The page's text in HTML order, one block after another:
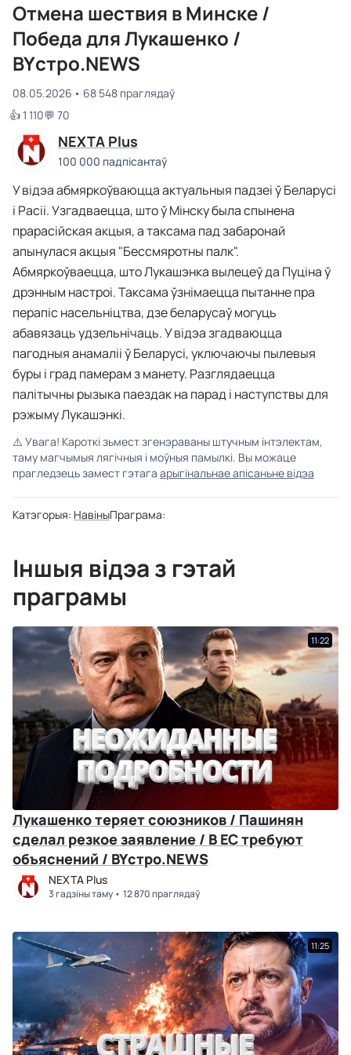
Отмена шествия в Минске /
Победа для Лукашенко /
BYстро.NEWS
08.05.2026
68 548 праглядаў
👍 1 110💬 70
NEXTA Plus
100 000 падпісантаў
У відэа абмяркоўваюцца актуальныя падзеі ў Беларусі
і Расіі. Узгадваецца, што ў Мінску была спынена
прарасійская акцыя, а таксама пад забаронай
апынулася акцыя "Бессмяротны палк".
Абмяркоўваецца, што Лукашэнка вылецеў да Пуціна ў
дрэнным настроі. Таксама ўзнімаецца пытанне пра
перапіс насельніцтва, дзе беларусаў могуць
абавязаць удзельнічаць. У відэа згадваюцца
пагодныя анамаліі ў Беларусі, уключаючы пылевыя
буры і град памерам з манету. Разглядаецца
палітычны рызыка паездак на парад і наступствы для
рэжыму Лукашэнкі.
⚠️ Увага! Кароткі зьмест згенэраваны штучным інтэлектам,
таму магчымыя лягічныя і моўныя памылкі. Вы можаце
прагледзець замест гэтага арыгінальнае апісаньне відэа
Катэгорыя: НавіныПраграма:
Іншыя відэа з гэтай
праграмы
11:22
Лукашенко теряет союзников / Пашинян
сделал резкое заявление / В ЕС требуют
объяснений / BYстро.NEWS
NEXTA Plus
3 гадзіны таму 12 870 праглядаў
11:25